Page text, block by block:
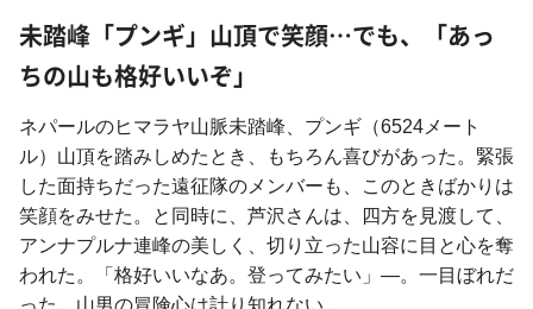
未踏峰「プンギ」山頂で笑顔…でも、「あっ
ちの山も格好いいぞ」
ネパールのヒマラヤ山脈未踏峰、プンギ（6524メート
ル）山頂を踏みしめたとき、もちろん喜びがあった。緊張
した面持ちだった遠征隊のメンバーも、このときばかりは
笑顔をみせた。と同時に、芦沢さんは、四方を見渡して、
アンナプルナ連峰の美しく、切り立った山容に目と心を奪
われた。「格好いいなあ。登ってみたい」―。一目ぼれだ